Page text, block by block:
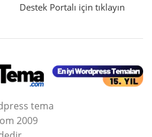
Destek Portalı için tıklayın
tema
2009